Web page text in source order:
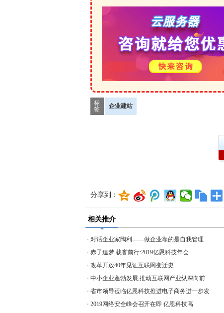
标
签
企业建站
分享到：
相关推介
对话企业家陶利——做企业靠的是自我管理
赤子追梦 载誉前行:2019亿恩科技年会
改革开放40年见证互联网变迁史
中小企业蓬勃发展,推动互联网产业纵深向前
省市领导莅临亿恩科技推进电子商务进一步发
2019网络安全峰会召开在即 亿恩科技高